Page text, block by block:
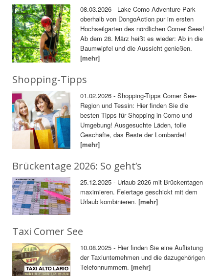
08.03.2026 - Lake Como Adventure Park
oberhalb von DongoAction pur im ersten
Hochseilgarten des nördlichen Comer Sees!
Ab dem 28. März heißt es wieder: Ab in die
Baumwipfel und die Aussicht genießen.
[mehr]
Shopping-Tipps
01.02.2026 - Shopping-Tipps Comer See-
Region und Tessin: Hier finden Sie die
besten Tipps für Shopping in Como und
Umgebung! Ausgesuchte Läden, tolle
Geschäfte, das Beste der Lombardei!
[mehr]
Brückentage 2026: So geht’s
25.12.2025 - Urlaub 2026 mit Brückentagen
maximieren. Feiertage geschickt mit dem
Urlaub kombinieren.[mehr]
Taxi Comer See
10.08.2025 - Hier finden Sie eine Auflistung
der Taxiunternehmen und die dazugehörigen
Telefonnummern.[mehr]